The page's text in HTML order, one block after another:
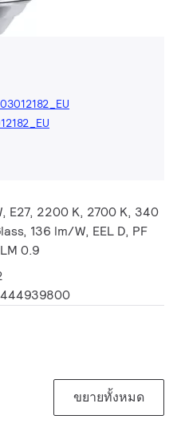
E27, 2200 K, 2700 K, 340
136 lm/W, EEL D, PF
0.9
ขยายทั้งหมด